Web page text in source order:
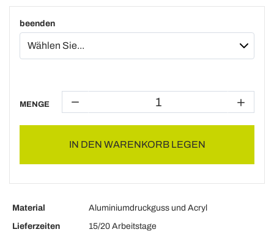
beenden
MENGE
IN DEN WARENKORB LEGEN
Material
Aluminiumdruckguss und Acryl
Lieferzeiten
15/20 Arbeitstage